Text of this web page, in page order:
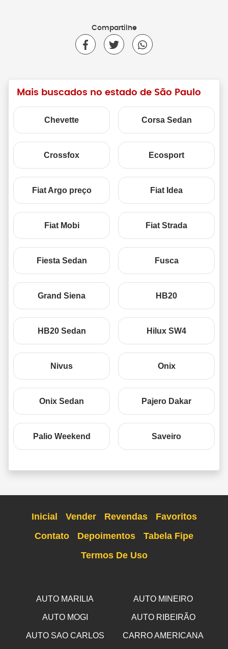
Compartilhe
Mais buscados no estado de São Paulo
Chevette Corsa Sedan
Crossfox Ecosport
Fiat Argo preço Fiat Idea
Fiat Mobi Fiat Strada
Fiesta Sedan Fusca
Grand Siena HB20
HB20 Sedan Hilux SW4
Nivus Onix
Onix Sedan Pajero Dakar
Palio Weekend Saveiro
Inicial Vender Revendas
Favoritos
Contato
Depoimentos
Tabela Fipe
Termos De Uso
AUTO MARILIA AUTO MINEIRO
AUTO MOGI AUTO RIBEIRÃO
AUTO SAO CARLOS CARRO AMERICANA